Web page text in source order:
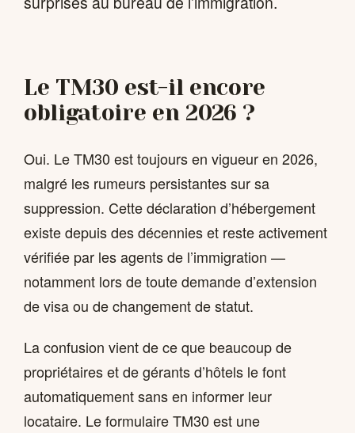
Le TM30 est-il encore
obligatoire en 2026 ?
Oui. Le TM30 est toujours en vigueur en 2026,
malgré les rumeurs persistantes sur sa
suppression. Cette déclaration d’hébergement
existe depuis des décennies et reste activement
vérifiée par les agents de l’immigration —
notamment lors de toute demande d’extension
de visa ou de changement de statut.
La confusion vient de ce que beaucoup de
propriétaires et de gérants d’hôtels le font
automatiquement sans en informer leur
locataire. Le formulaire TM30 est une